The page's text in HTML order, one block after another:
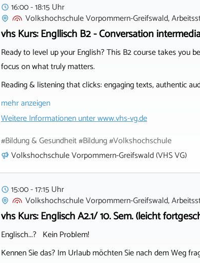
16:00 - 18:15 Uhr
Volkshochschule Vorpommern-Greifswald,
vhs Kurs: Engllisch B2 - Conversation
Ready to level up your English? This B2 course takes you
focus on what truly matters.
Reading & listening that clicks: engaging texts, authentic
mehr anzeigen
Weitere Informationen unterwww.vhs-vg.de
#Bildung & Gesundheit #Bildung #Volkshochschule
Volkshochschule Vorpommern-Greifswald (VHS VG)
15:00 - 17:15 Uhr
Volkshochschule Vorpommern-Greifswald,
vhs Kurs: Englisch A2.1/ 10. Sem. (leicht
Englisch...? Kein Problem!
Kennen Sie das? Im Urlaub möchten Sie nach dem Weg